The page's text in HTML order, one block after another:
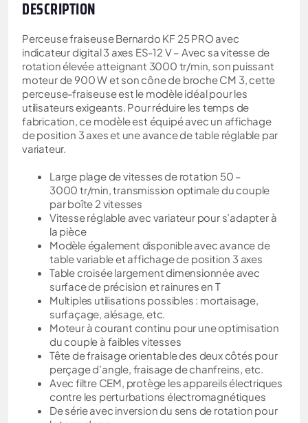
DESCRIPTION
Perceuse fraiseuse Bernardo KF 25 PRO avec
indicateur digital 3 axes ES-12 V – Avec sa vitesse de
rotation élevée atteignant 3000 tr/min, son puissant
moteur de 900 W et son cône de broche CM 3, cette
perceuse-fraiseuse est le modèle idéal pour les
utilisateurs exigeants. Pour réduire les temps de
fabrication, ce modèle est équipé avec un affichage
de position 3 axes et une avance de table réglable par
variateur.
Large plage de vitesses de rotation 50 –
3000 tr/min, transmission optimale du couple
par boîte 2 vitesses
Vitesse réglable avec variateur pour s’adapter à
la pièce
Modèle également disponible avec avance de
table variable et affichage de position 3 axes
Table croisée largement dimensionnée avec
surface de précision et rainures en T
Multiples utilisations possibles : mortaisage,
surfaçage, alésage, etc.
Moteur à courant continu pour une optimisation
du couple à faibles vitesses
Tête de fraisage orientable des deux côtés pour
perçage d’angle, fraisage de chanfreins, etc.
Avec filtre CEM, protège les appareils électriques
contre les perturbations électromagnétiques
De série avec inversion du sens de rotation pour